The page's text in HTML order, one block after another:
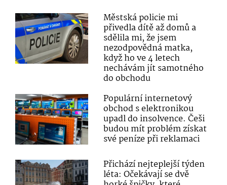
Městská policie mi
přivedla dítě až domů a
sdělila mi, že jsem
nezodpovědná matka,
když ho ve 4 letech
nechávám jít samotného
do obchodu
Populární internetový
obchod s elektronikou
upadl do insolvence. Češi
budou mít problém získat
své peníze při reklamaci
Přichází nejteplejší týden
léta: Očekávají se dvě